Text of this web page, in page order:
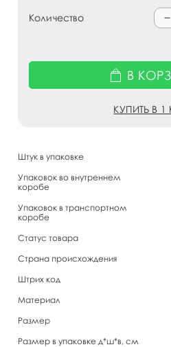
Штук в упаковке
Упаковок во внутреннем
коробе
Упаковок в транспортном
коробе
Статус товара
Страна происхождения
Штрих код
Материал
Размер
Размер в упаковке д*ш*в, см
Количество
В
КУПИТЬ В 1